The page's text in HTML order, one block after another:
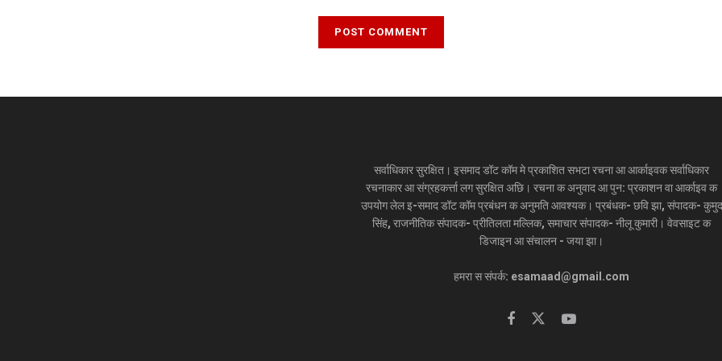
सर्वाधिकार सुरक्षित। इसमाद डॉट कॉम मे प्रकाशित सभटा रचना आ आर्काइवक सर्वाधिकार
रचनाकार आ संग्रहकर्त्ता लग सुरक्षित अछि। रचना क अनुवाद आ पुन: प्रकाशन वा आर्काइव क
उपयोग लेल इ-समाद डॉट कॉम प्रबंधन क अनुमति आवश्यक। प्रबंधक- छवि झा, संपादक- कुमुद
सिंह, राजनीतिक संपादक- प्रीतिलता मल्लिक, समाचार संपादक- नीलू कुमारी। वेवसाइट क
डिजाइन आ संचालन - जया झा।
हमरा स संपर्क: esamaad@gmail.com